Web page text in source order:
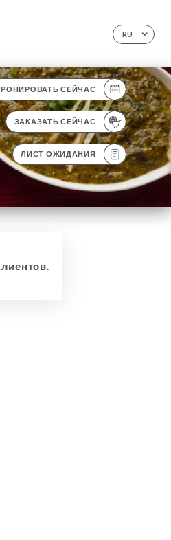
RU
СЕЙЧАС
ЗАКАЗАТЬ СЕЙЧАС
ЛИСТ ОЖИДАНИЯ